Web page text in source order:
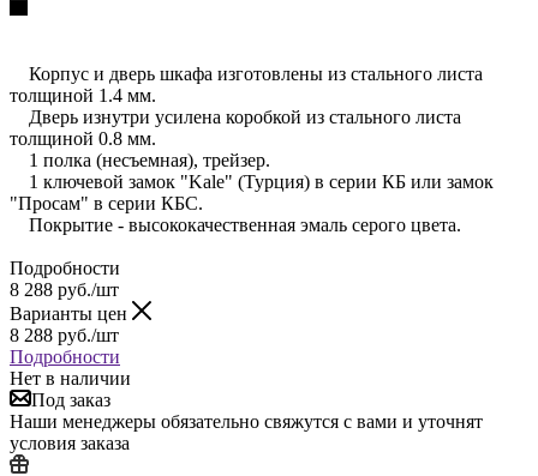
Корпус и дверь шкафа изготовлены из стального листа
толщиной 1.4 мм.
Дверь изнутри усилена коробкой из стального листа
толщиной 0.8 мм.
1 полка (несъемная), трейзер.
1 ключевой замок "Kale" (Турция) в серии КБ или замок
"Просам" в серии КБС.
Покрытие - высококачественная эмаль серого цвета.
Подробности
8 288 руб./шт
Варианты цен
8 288 руб./шт
Подробности
Нет в наличии
Под заказ
Наши менеджеры обязательно свяжутся с вами и уточнят
условия заказа